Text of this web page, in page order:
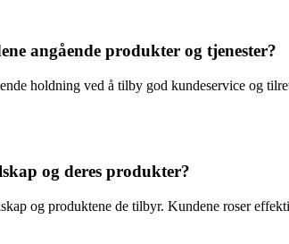
angående produkter og tjenester?
holdning ved å tilby god kundeservice og
og deres produkter?
og produktene de tilbyr. Kundene roser